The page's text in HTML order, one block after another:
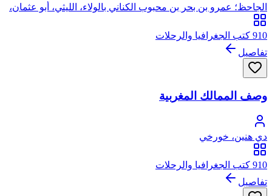
الجاحظ؛ عمرو بن بحر بن محبوب الكناني بالولاء، الليثي، أبو عثمان،
الشهير بالجاحظ
910 كتب الجغرافيا والرحلات
تفاصيل
وصف الممالك المغربية
دي هنين، خورخي
910 كتب الجغرافيا والرحلات
تفاصيل